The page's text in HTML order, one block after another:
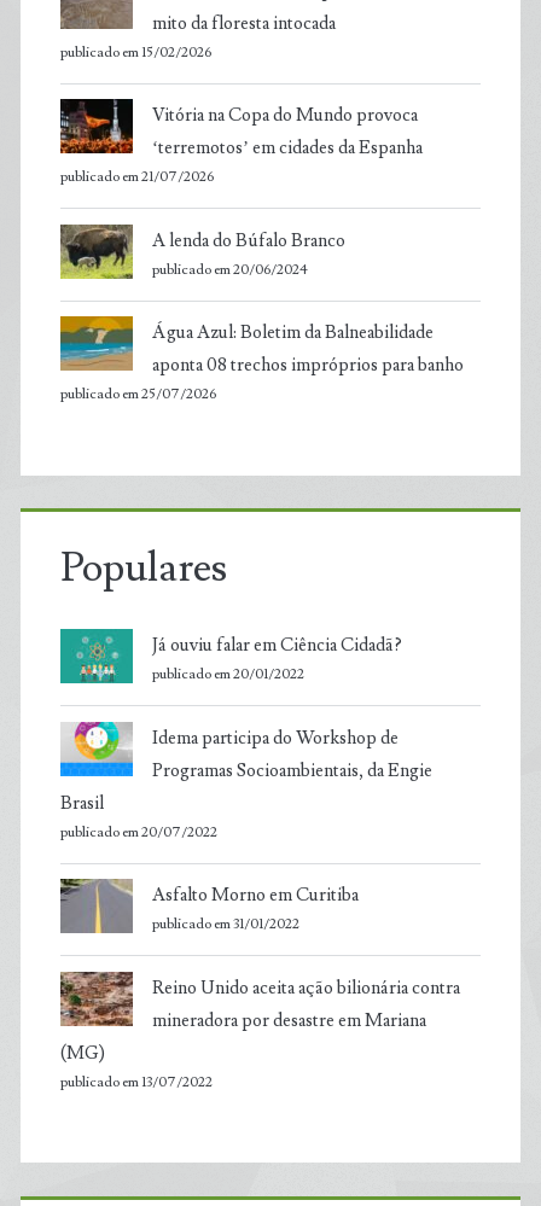
mito da floresta intocada
publicado em 15/02/2026
Vitória na Copa do Mundo provoca
‘terremotos’ em cidades da Espanha
publicado em 21/07/2026
A lenda do Búfalo Branco
publicado em 20/06/2024
Água Azul: Boletim da Balneabilidade
aponta 08 trechos impróprios para banho
publicado em 25/07/2026
Populares
Já ouviu falar em Ciência Cidadã?
publicado em 20/01/2022
Idema participa do Workshop de
Programas Socioambientais, da Engie
Brasil
publicado em 20/07/2022
Asfalto Morno em Curitiba
publicado em 31/01/2022
Reino Unido aceita ação bilionária contra
mineradora por desastre em Mariana
(MG)
publicado em 13/07/2022